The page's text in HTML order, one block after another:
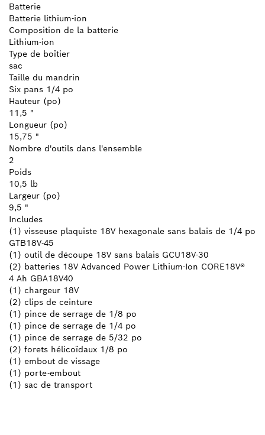
Batterie
Batterie lithium-ion
Composition de la batterie
Lithium-ion
Type de boîtier
sac
Taille du mandrin
Six pans 1/4 po
Hauteur (po)
11,5 "
Longueur (po)
15,75 "
Nombre d'outils dans l'ensemble
2
Poids
10,5 lb
Largeur (po)
9,5 "
Includes
(1) visseuse plaquiste 18V hexagonale sans balais de 1/4 po
GTB18V-45
(1) outil de découpe 18V sans balais GCU18V-30
(2) batteries 18V Advanced Power Lithium-Ion CORE18V®
4 Ah GBA18V40
(1) chargeur 18V
(2) clips de ceinture
(1) pince de serrage de 1/8 po
(1) pince de serrage de 1/4 po
(1) pince de serrage de 5/32 po
(2) forets hélicoïdaux 1/8 po
(1) embout de vissage
(1) porte-embout
(1) sac de transport